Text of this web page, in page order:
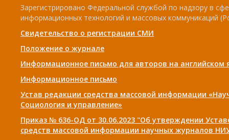
Зарегистрировано Федеральной службой по надзору в
информационных технологий и массовых коммуникаций
Свидетельство о регистрации СМИ
Положение о журнале
Информационное письмо для авторов на английском
Информационное письмо
Устав редакции средства массовой информации
Социология и управление»
Приказ № 636-ОД от 30.06.2023 "Об утверждении
средств массовой информации научных журналов